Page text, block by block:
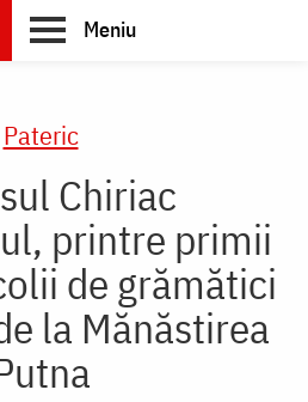
Meniu
Pateric
Chiriac
printre primii
de grămătici
la Mănăstirea